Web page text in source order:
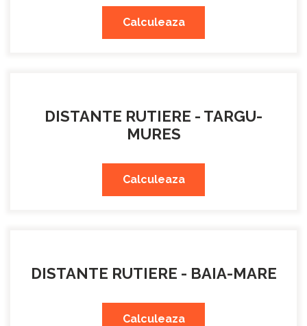
Calculeaza
DISTANTE RUTIERE - TARGU-
MURES
Calculeaza
DISTANTE RUTIERE - BAIA-MARE
Calculeaza